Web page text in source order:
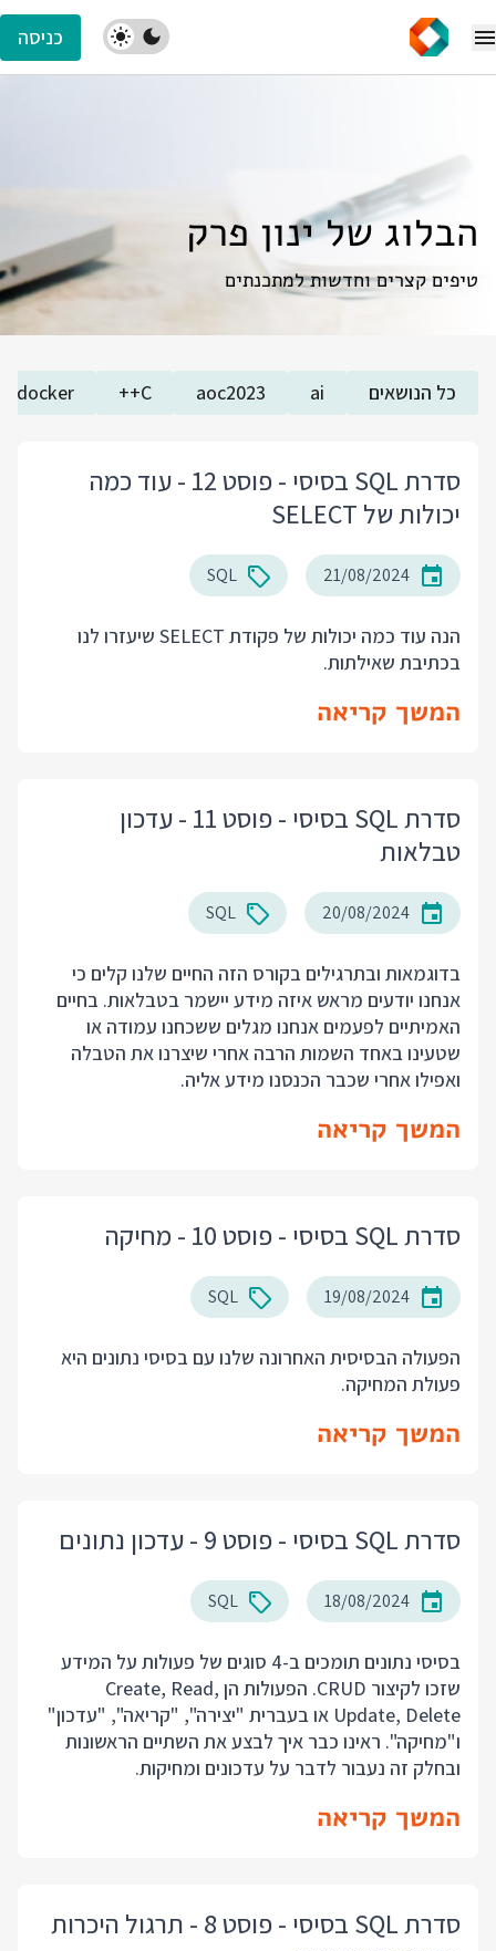
כניסה
הבלוג של ינון פרק
טיפים קצרים וחדשות למתכנתים
כל הנושאים ai
aoc2023
C++
docker
סדרת SQL בסיסי - פוסט 12 - עוד כמה
יכולות של SELECT
21/08/2024
SQL
הנה עוד כמה יכולות של פקודת SELECT שיעזרו לנו
בכתיבת שאילתות.
המשך קריאה
סדרת SQL בסיסי - פוסט 11 - עדכון
טבלאות
20/08/2024
SQL
בדוגמאות ובתרגילים בקורס הזה החיים שלנו קלים כי
אנחנו יודעים מראש איזה מידע יישמר בטבלאות. בחיים
האמיתיים לפעמים אנחנו מגלים ששכחנו עמודה או
שטעינו באחד השמות הרבה אחרי שיצרנו את הטבלה
ואפילו אחרי שכבר הכנסנו מידע אליה.
המשך קריאה
סדרת SQL בסיסי - פוסט 10 - מחיקה
19/08/2024
SQL
הפעולה הבסיסית האחרונה שלנו עם בסיסי נתונים היא
פעולת המחיקה.
המשך קריאה
סדרת SQL בסיסי - פוסט 9 - עדכון נתונים
18/08/2024
SQL
בסיסי נתונים תומכים ב-4 סוגים של פעולות על המידע
שזכו לקיצור CRUD. הפעולות הן Create, Read,
Update, Delete או בעברית "יצירה", "קריאה", "עדכון"
ו"מחיקה". ראינו כבר איך לבצע את השתיים הראשונות
ובחלק זה נעבור לדבר על עדכונים ומחיקות.
המשך קריאה
סדרת SQL בסיסי - פוסט 8 - תרגול היכרות